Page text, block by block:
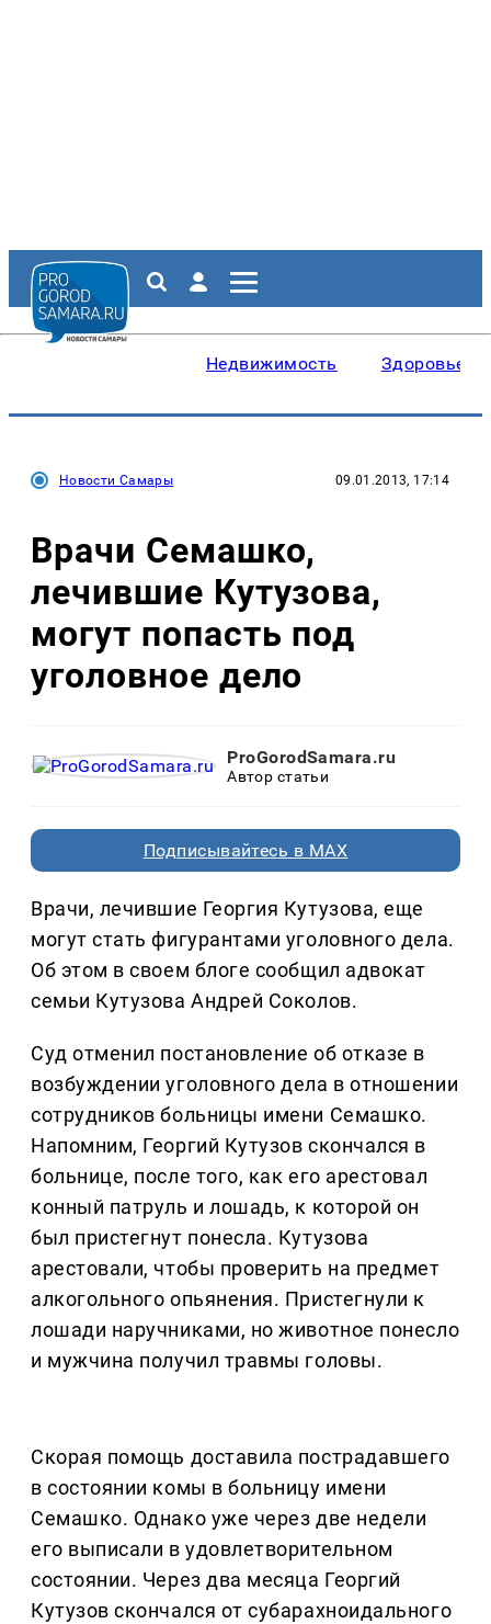
Недвижимость Здоровье
Новости Самары 09.01.2013, 17:14
Врачи Семашко,
лечившие Кутузова,
могут попасть под
уголовное дело
ProGorodSamara.ru
Автор статьи
Подписывайтесь в MAX
Врачи, лечившие Георгия Кутузова, еще
могут стать фигурантами уголовного дела.
Об этом в своем блоге сообщил адвокат
семьи Кутузова Андрей Соколов.
Суд отменил постановление об отказе в
возбуждении уголовного дела в отношении
сотрудников больницы имени Семашко.
Напомним, Георгий Кутузов скончался в
больнице, после того, как его арестовал
конный патруль и лошадь, к которой он
был пристегнут понесла. Кутузова
арестовали, чтобы проверить на предмет
алкогольного опьянения. Пристегнули к
лошади наручниками, но животное понесло
и мужчина получил травмы головы.
Скорая помощь доставила пострадавшего
в состоянии комы в больницу имени
Семашко. Однако уже через две недели
его выписали в удовлетворительном
состоянии. Через два месяца Георгий
Кутузов скончался от субарахноидального